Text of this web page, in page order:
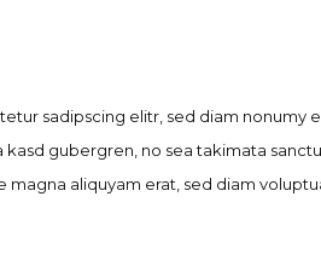
sadipscing elitr, sed diam
gubergren, no sea takimata
aliquyam erat, sed diam